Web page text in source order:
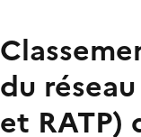
du
et RATP)